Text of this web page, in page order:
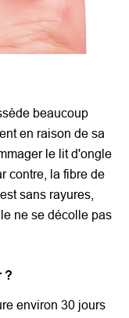
beaucoup
en raison de sa
le lit d'ongle
contre, la fibre de
sans rayures,
ne se décolle pas
?
environ 30 jours